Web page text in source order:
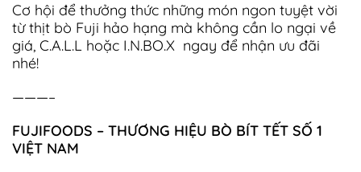
Cơ hội để thưởng thức những món ngon tuyệt vời
từ thịt bò Fuji hảo hạng mà không cần lo ngại về
giá, C.A.L.L hoặc I.N.BO.X ngay để nhận ưu đãi
nhé!
———–
FUJIFOODS – THƯƠNG HIỆU BÒ BÍT TẾT SỐ 1
VIỆT NAM